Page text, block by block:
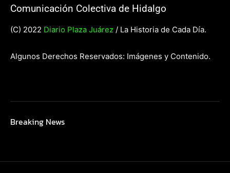
Comunicación Colectiva de Hidalgo
(C) 2022 Diario Plaza Juárez / La Historia de Cada Día.
Algunos Derechos Reservados: Imágenes y Contenido.
Breaking News